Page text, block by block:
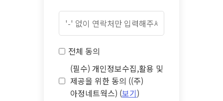
전체 동의
(필수) 개인정보수집,활용 및
제공을 위한 동의 ((주)
아정네트웍스) (보기)